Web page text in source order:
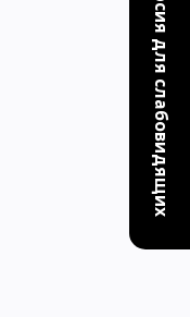
Версия для слабовидящих